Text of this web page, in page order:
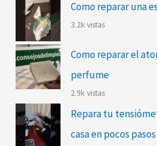
Como reparar una
3.2k vistas
Como reparar el
perfume
2.9k vistas
Repara tu
casa en pocos pasos